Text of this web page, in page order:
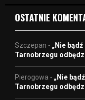
OSTATNIE
Szczepan - „Nie
Tarnobrzegu
Pierogowa - „Nie
Tarnobrzegu